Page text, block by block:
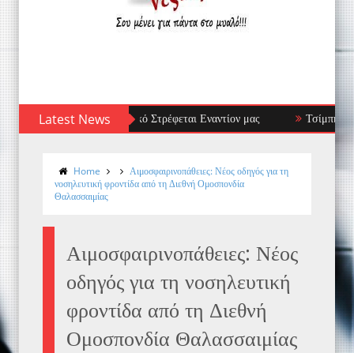
Latest News
Όταν το Ανοσοποιητικό Στρέφεται Εναντίον μας Τσίμπημα
Home
Αιμοσφαιρινοπάθειες: Νέος οδηγός για τη
νοσηλευτική φροντίδα από τη Διεθνή Ομοσπονδία
Θαλασσαιμίας
Αιμοσφαιρινοπάθειες: Νέος
οδηγός για τη νοσηλευτική
φροντίδα από τη Διεθνή
Ομοσπονδία Θαλασσαιμίας